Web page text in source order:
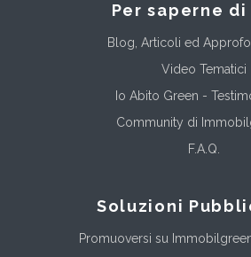
Per saperne di
Blog, Articoli ed
Video Tematici
Io Abito Green -
Community di
F.A.Q.
Soluzioni
Promuoversi su